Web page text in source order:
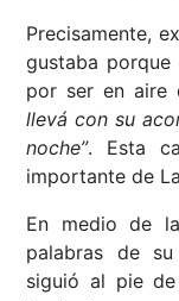
Precisamente,
gustaba
por ser en aire
llevá con su
noche”. Esta
importante de
En medio de
palabras de
siguió al pie de